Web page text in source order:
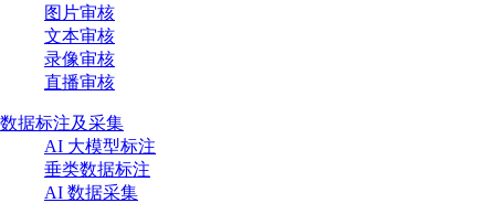
图片审核
文本审核
录像审核
直播审核
数据标注及采集
AI 大模型标注
垂类数据标注
AI 数据采集